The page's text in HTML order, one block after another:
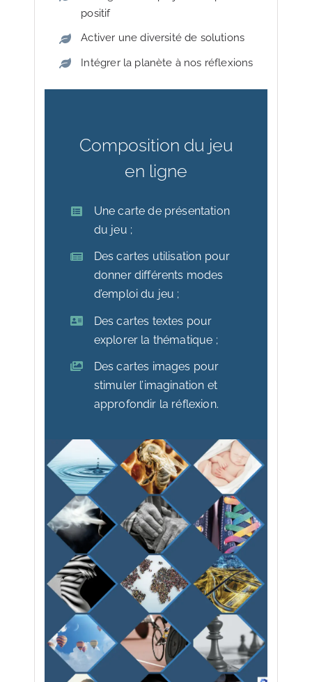
positif
Activer une diversité de solutions
Intégrer la planète à nos réflexions
Composition du jeu
en ligne
Une carte de présentation
du jeu ;
Des cartes utilisation pour
donner différents modes
d’emploi du jeu ;
Des cartes textes pour
explorer la thématique ;
Des cartes images pour
stimuler l’imagination et
approfondir la réflexion.